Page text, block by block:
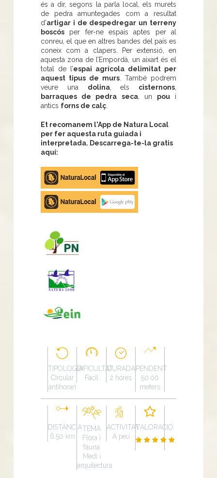
és a dir, segons la parla local, els murets
de pedra amuntegades com a resultat
d’artigar i de despedregar un terreny
boscós per fer-ne espais aptes per al
conreu, el que en altres bandes del país es
coneix com a clapers. Per extensió, en
aquesta zona de l’Empordà, un aixart és el
total de l’espai agrícola delimitat per
aquest tipus de murs . També podrem
veure una dolina, els cisternons
barraques de pedra seca, un poui
antics forns de calç
Et recomanem l'App de Natura Local
per fer aquesta ruta guiada i
interpretada. Descarrega-te-la gratis
aquí:
Apple
store
Google
Play
TIPOLOGÍA
Circular
antihorari
DIFICULTAT
Fàcil
DURADA
2 hores
PENDENT
50.00
meters
DISTÀNCIA
6.50 km
TEMA
Flora i
fauna
Medi i
arquitectura
ACTIVITAT
A peu
VALORACIÓ